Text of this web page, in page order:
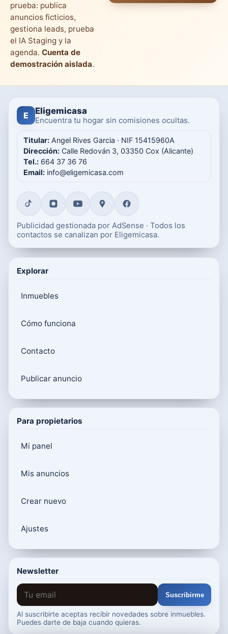
prueba: publica
anuncios ficticios,
gestiona leads, prueba
el IA Staging y la
agenda. Cuenta de
demostración aislada.
E Eligemicasa
Encuentra tu hogar sin comisiones ocultas.
Titular: Angel Rives Garcia · NIF 15415960A
Dirección: Calle Redován 3, 03350 Cox (Alicante)
Tel.: 664 37 36 76
Email: info@eligemicasa.com
Publicidad gestionada por AdSense · Todos los
contactos se canalizan por Eligemicasa.
Explorar
Inmuebles
Cómo funciona
Contacto
Publicar anuncio
Para propietarios
Mi panel
Mis anuncios
Crear nuevo
Ajustes
Newsletter
Suscribirme
Al suscribirte aceptas recibir novedades sobre inmuebles.
Puedes darte de baja cuando quieras.